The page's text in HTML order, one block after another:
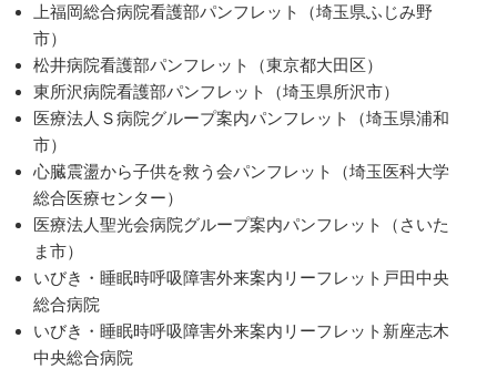
上福岡総合病院看護部パンフレット（埼玉県ふじみ野
市）
松井病院看護部パンフレット（東京都大田区）
東所沢病院看護部パンフレット（埼玉県所沢市）
医療法人Ｓ病院グループ案内パンフレット（埼玉県浦和
市）
心臓震盪から子供を救う会パンフレット（埼玉医科大学
総合医療センター）
医療法人聖光会病院グループ案内パンフレット（さいた
ま市）
いびき・睡眠時呼吸障害外来案内リーフレット戸田中央
総合病院
いびき・睡眠時呼吸障害外来案内リーフレット新座志木
中央総合病院